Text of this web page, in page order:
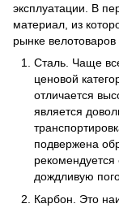
эксплуатации. В
материал, из
рынке
Сталь. Чаще
ценовой
отличается
является
подвержена
рекомендуется
дождливую
Карбон. Это